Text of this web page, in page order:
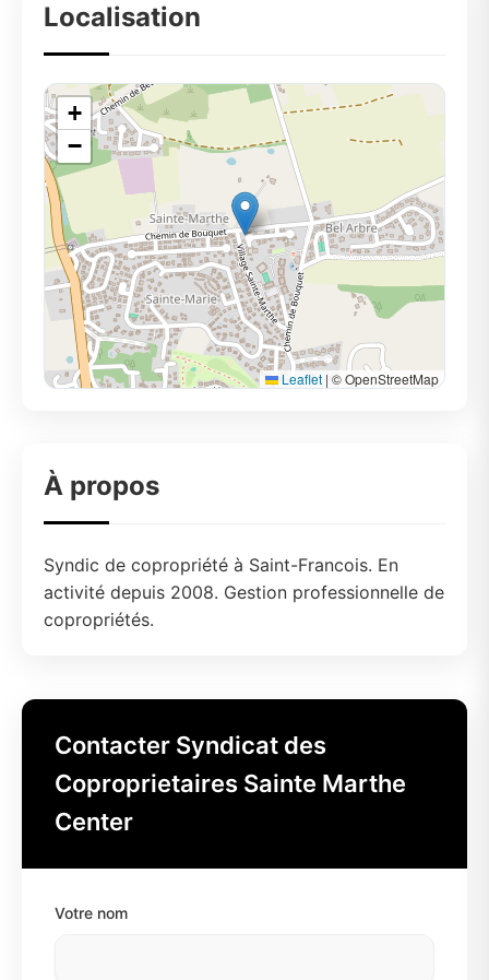
Localisation
+
−
Leaflet | © OpenStreetMap
À propos
Syndic de copropriété à Saint-Francois. En
activité depuis 2008. Gestion professionnelle de
copropriétés.
Contacter Syndicat des
Coproprietaires Sainte Marthe
Center
Votre nom